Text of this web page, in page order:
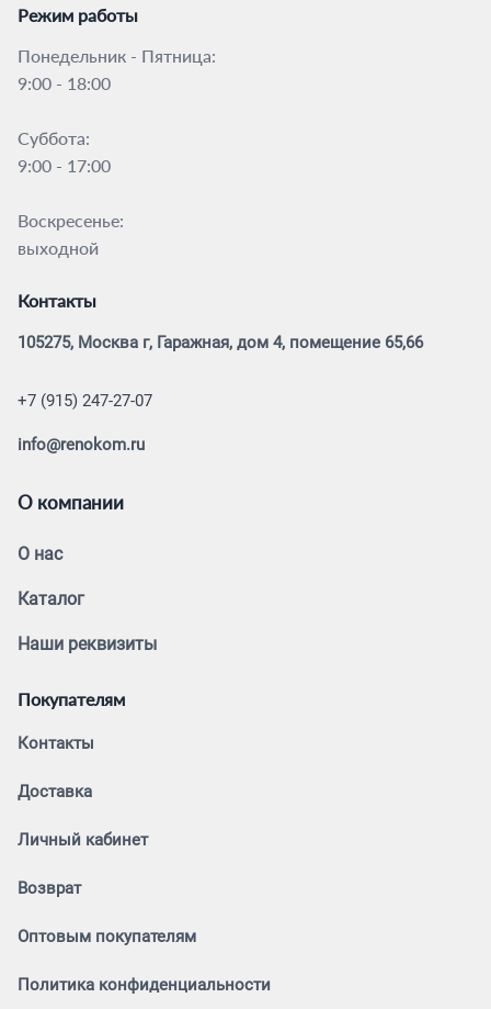
Режим работы
Понедельник - Пятница:
9:00 - 18:00
Суббота:
9:00 - 17:00
Воскресенье:
выходной
Контакты
105275, Москва г, Гаражная, дом 4, помещение 65,66
+7 (915) 247-27-07
info@renokom.ru
О компании
О нас
Каталог
Наши реквизиты
Покупателям
Контакты
Доставка
Личный кабинет
Возврат
Оптовым покупателям
Политика конфиденциальности